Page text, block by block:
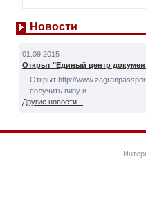
Новости
01.09.2015
Открыт "Единый центр
Открыт http://
получить визу и ...
Другие новости...